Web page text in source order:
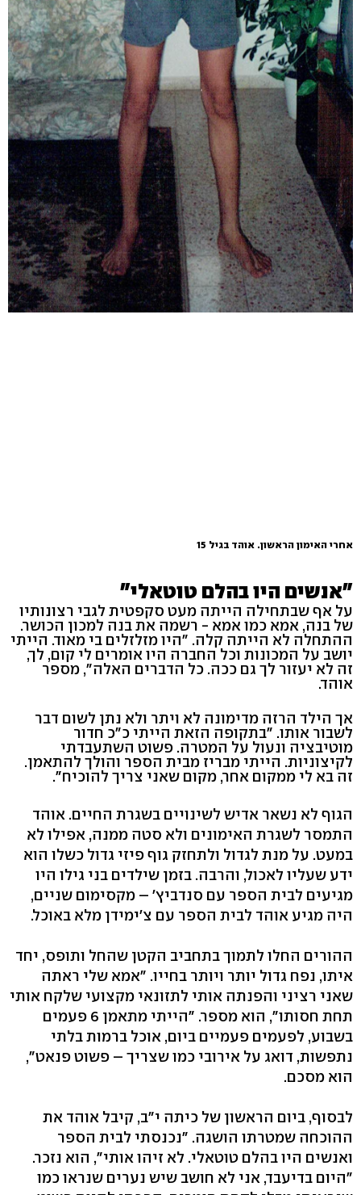
אחרי האימון הראשון. אוהד בגיל 15
"אנשים היו בהלם טוטאלי"
על אף שבתחילה הייתה מעט סקפטית לגבי רצונותיו
של בנה, אמא כמו אמא - רשמה את בנה למכון הכושר.
ההתחלה לא הייתה קלה. "היו מזלזלים בי מאוד. הייתי
יושב על המכונות וכל החברה היו אומרים לי קום, לך,
זה לא יעזור לך גם ככה. כל הדברים האלה", מספר
אוהד.
אך הילד הרזה מדימונה לא ויתר ולא נתן לשום דבר
לשבור אותו. "בתקופה הזאת הייתי כ"כ חדור
מוטיבציה ונעול על המטרה. פשוט השתעבדתי
לקיצוניות. הייתי מבריז מבית הספר והולך להתאמן.
זה בא לי ממקום אחר, מקום שאני צריך להוכיח".
הגוף לא נשאר אדיש לשינויים בשגרת החיים. אוהד
התמסר לשגרת האימונים ולא סטה ממנה, אפילו לא
במעט. על מנת לגדול ולתחזק גוף פיזי גדול כשלו הוא
ידע שעליו לאכול, והרבה. בזמן שילדים בני גילו היו
מגיעים לבית הספר עם סנדביץ' – מקסימום שניים,
היה מגיע אוהד לבית הספר עם צ'ימידן מלא באוכל.
ההורים החלו לתמוך בתחביב הקטן שהחל ותופס, יחד
איתו, נפח גדול יותר ויותר בחייו. "אמא שלי ראתה
שאני רציני והפנתה אותי לתזונאי מקצועי שלקח אותי
תחת חסותו", הוא מספר. "הייתי מתאמן 6 פעמים
בשבוע, לפעמים פעמיים ביום, אוכל ברמות בלתי
נתפשות, דואג על אירובי כמו שצריך – פשוט פנאט",
הוא מסכם.
לבסוף, ביום הראשון של כיתה י"ב, קיבל אוהד את
ההוכחה שמטרתו הושגה. "נכנסתי לבית הספר
ואנשים היו בהלם טוטאלי. לא זיהו אותי", הוא נזכר.
"היום בדיעבד, אני לא חושב שיש נערים שנראו כמו